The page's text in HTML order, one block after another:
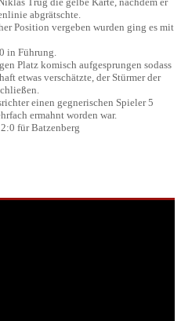
abgrätschte.
Position vergeben wurden ging es mit
in Führung.
Platz komisch aufgesprungen sodass
etwas verschätzte, der Stürmer der
einen gegnerischen Spieler 5
ermahnt worden war.
für Batzenberg